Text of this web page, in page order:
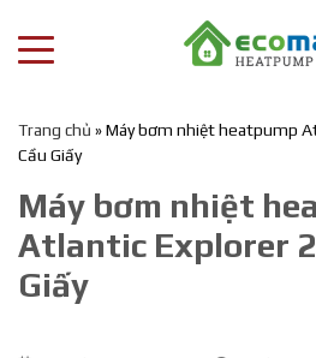
Trang chủ »Máy bơm nhiệt heatpump
Cầu Giấy
Máy bơm nhiệt
Atlantic Explorer
Giấy